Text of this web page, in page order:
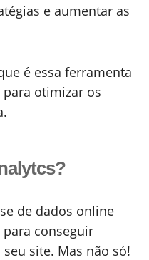
e aumentar as
é essa ferramenta
otimizar os
de dados online
conseguir
site. Mas não só!